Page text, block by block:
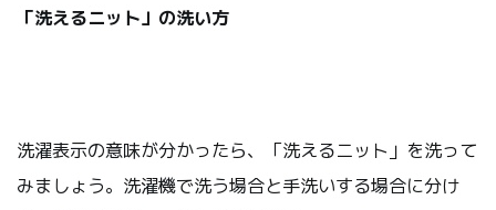
「洗えるニット」の洗い方
洗濯表示の意味が分かったら、「洗えるニット」を洗って
みましょう。洗濯機で洗う場合と手洗いする場合に分け